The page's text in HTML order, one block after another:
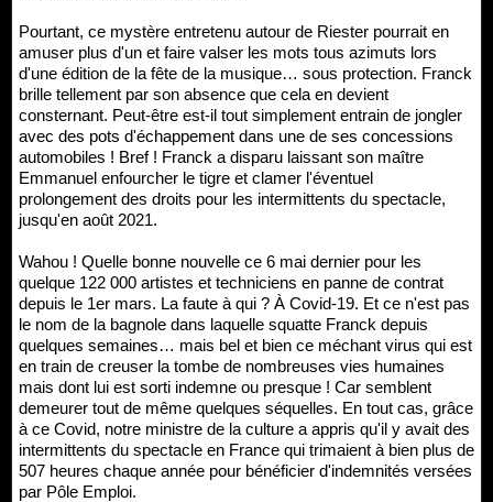
Pourtant, ce mystère entretenu autour de Riester pourrait en
amuser plus d'un et faire valser les mots tous azimuts lors
d'une édition de la fête de la musique… sous protection. Franck
brille tellement par son absence que cela en devient
consternant. Peut-être est-il tout simplement entrain de jongler
avec des pots d'échappement dans une de ses concessions
automobiles ! Bref ! Franck a disparu laissant son maître
Emmanuel enfourcher le tigre et clamer l'éventuel
prolongement des droits pour les intermittents du spectacle,
jusqu'en août 2021.
Wahou ! Quelle bonne nouvelle ce 6 mai dernier pour les
quelque 122 000 artistes et techniciens en panne de contrat
depuis le 1er mars. La faute à qui ? À Covid-19. Et ce n'est pas
le nom de la bagnole dans laquelle squatte Franck depuis
quelques semaines… mais bel et bien ce méchant virus qui est
en train de creuser la tombe de nombreuses vies humaines
mais dont lui est sorti indemne ou presque ! Car semblent
demeurer tout de même quelques séquelles. En tout cas, grâce
à ce Covid, notre ministre de la culture a appris qu'il y avait des
intermittents du spectacle en France qui trimaient à bien plus de
507 heures chaque année pour bénéficier d'indemnités versées
par Pôle Emploi.